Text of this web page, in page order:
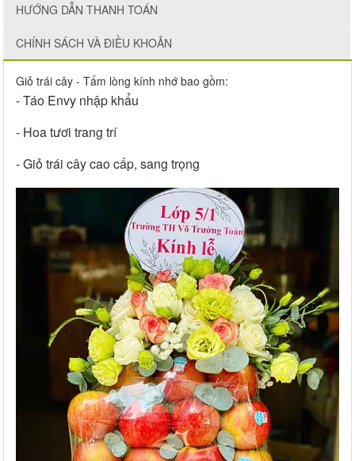
HƯỚNG DẪN THANH TOÁN
CHÍNH SÁCH VÀ ĐIỀU KHOẢN
Giỏ trái cây - Tấm lòng kính nhớ bao gồm:
- Táo Envy nhập khẩu
- Hoa tươi trang trí
- Giỏ trái cây cao cấp, sang trọng